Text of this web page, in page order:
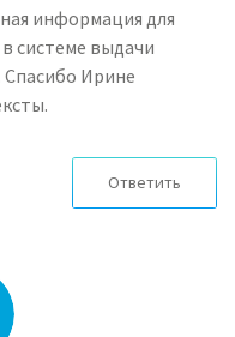
информация для
системе выдачи
Ирине
Ответить